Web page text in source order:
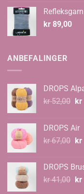
kr 89,00
ANBEFALINGER
DROPS
kr52,00
kr
kr
DROPS Air
kr67,00
kr
kr
DROPS
kr41,00 kr